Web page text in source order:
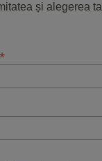
și alegerea
*